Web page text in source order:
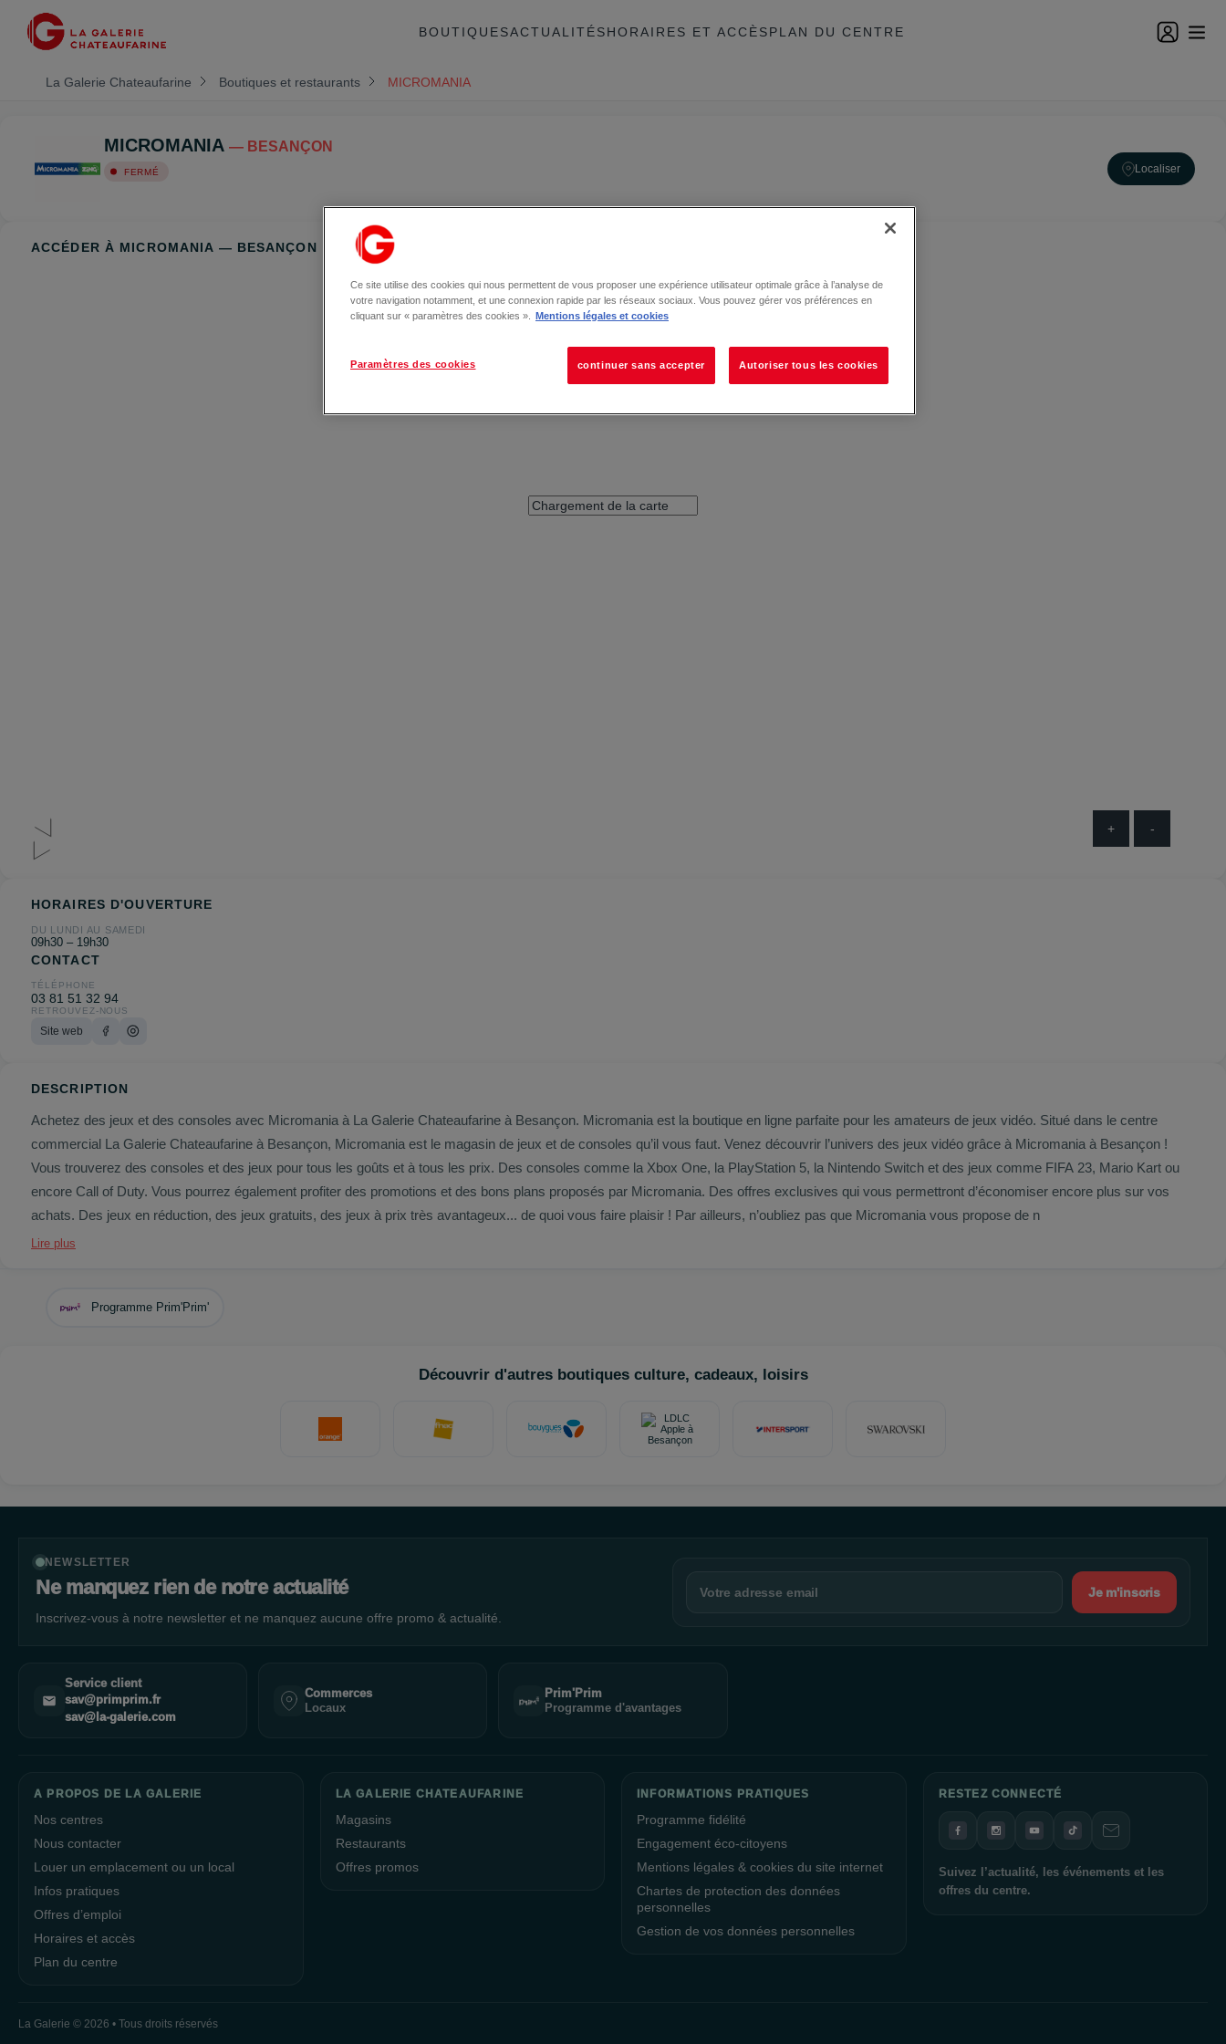
BOUTIQUESACTUALITÉSHORAIRES ET ACCÈSPLAN DU CENTRE
La Galerie Chateaufarine Boutiques et restaurants MICROMANIA
MICROMANIA — BESANÇON
FERMÉ Localiser
ACCÉDER À MICROMANIA — BESANÇON
+ -
HORAIRES D'OUVERTURE
DU LUNDI AU SAMEDI
09h30 – 19h30
CONTACT
TÉLÉPHONE
03 81 51 32 94
RETROUVEZ-NOUS
Site web
DESCRIPTION
Achetez des jeux et des consoles avec Micromania à La Galerie Chateaufarine à Besançon. Micromania est la boutique en ligne parfaite pour les amateurs de jeux vidéo. Situé dans le centre
commercial La Galerie Chateaufarine à Besançon, Micromania est le magasin de jeux et de consoles qu’il vous faut. Venez découvrir l’univers des jeux vidéo grâce à Micromania à Besançon !
Vous trouverez des consoles et des jeux pour tous les goûts et à tous les prix. Des consoles comme la Xbox One, la PlayStation 5, la Nintendo Switch et des jeux comme FIFA 23, Mario Kart ou
encore Call of Duty. Vous pourrez également profiter des promotions et des bons plans proposés par Micromania. Des offres exclusives qui vous permettront d’économiser encore plus sur vos
achats. Des jeux en réduction, des jeux gratuits, des jeux à prix très avantageux... de quoi vous faire plaisir ! Par ailleurs, n’oubliez pas que Micromania vous propose de n
Lire plus
Programme Prim'Prim'
Découvrir d'autres boutiques culture, cadeaux, loisirs
NEWSLETTER
Ne manquez rien de notre actualité
Inscrivez-vous à notre newsletter et ne manquez aucune offre promo & actualité.
Je m'inscris
Service client
sav@primprim.fr
sav@la-galerie.com
Commerces
Locaux
Prim'Prim
Programme d'avantages
A PROPOS DE LA GALERIE
Nos centres
Nous contacter
Louer un emplacement ou un local
Infos pratiques
Offres d’emploi
Horaires et accès
Plan du centre
LA GALERIE CHATEAUFARINE
Magasins
Restaurants
Offres promos
INFORMATIONS PRATIQUES
Programme fidélité
Engagement éco-citoyens
Mentions légales & cookies du site internet
Chartes de protection des données
personnelles
Gestion de vos données personnelles
RESTEZ CONNECTÉ
Suivez l’actualité, les événements et les
offres du centre.
La Galerie © 2026 • Tous droits réservés
Ce site utilise des cookies qui nous permettent de vous proposer une expérience utilisateur optimale grâce à l’analyse de
votre navigation notamment, et une connexion rapide par les réseaux sociaux. Vous pouvez gérer vos préférences en
cliquant sur « paramètres des cookies ».
Mentions légales et cookies
Paramètres des cookies continuer sans accepter Autoriser tous les cookies